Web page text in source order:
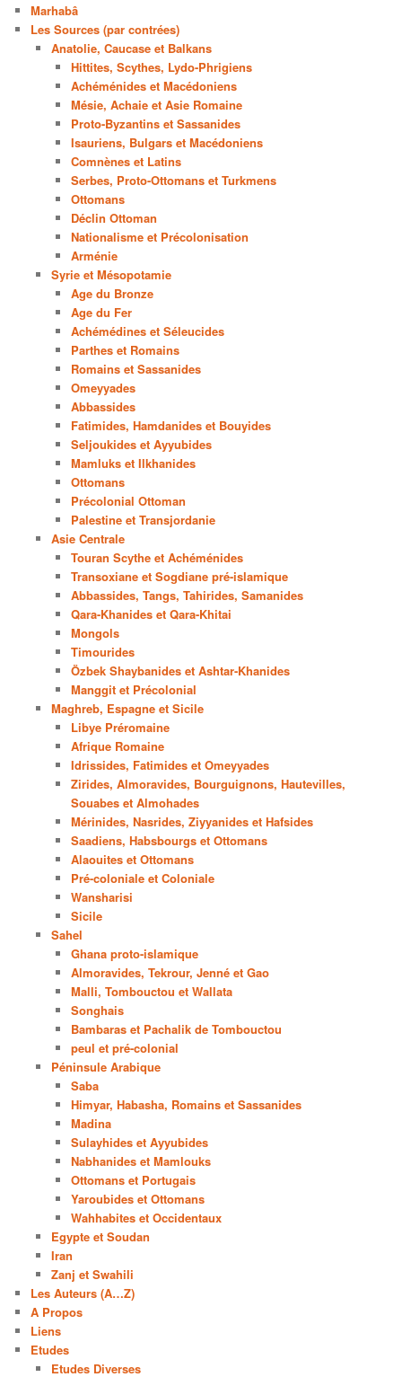
Marhabâ
Les Sources (par contrées)
Anatolie, Caucase et Balkans
Hittites, Scythes, Lydo-Phrigiens
Achéménides et Macédoniens
Mésie, Achaie et Asie Romaine
Proto-Byzantins et Sassanides
Isauriens, Bulgars et Macédoniens
Comnènes et Latins
Serbes, Proto-Ottomans et Turkmens
Ottomans
Déclin Ottoman
Nationalisme et Précolonisation
Arménie
Syrie et Mésopotamie
Age du Bronze
Age du Fer
Achémédines et Séleucides
Parthes et Romains
Romains et Sassanides
Omeyyades
Abbassides
Fatimides, Hamdanides et Bouyides
Seljoukides et Ayyubides
Mamluks et Ilkhanides
Ottomans
Précolonial Ottoman
Palestine et Transjordanie
Asie Centrale
Touran Scythe et Achéménides
Transoxiane et Sogdiane pré-islamique
Abbassides, Tangs, Tahirides, Samanides
Qara-Khanides et Qara-Khitai
Mongols
Timourides
Özbek Shaybanides et Ashtar-Khanides
Manggit et Précolonial
Maghreb, Espagne et Sicile
Libye Préromaine
Afrique Romaine
Idrissides, Fatimides et Omeyyades
Zirides, Almoravides, Bourguignons, Hautevilles,
Souabes et Almohades
Mérinides, Nasrides, Ziyyanides et Hafsides
Saadiens, Habsbourgs et Ottomans
Alaouites et Ottomans
Pré-coloniale et Coloniale
Wansharisi
Sicile
Sahel
Ghana proto-islamique
Almoravides, Tekrour, Jenné et Gao
Malli, Tombouctou et Wallata
Songhais
Bambaras et Pachalik de Tombouctou
peul et pré-colonial
Péninsule Arabique
Saba
Himyar, Habasha, Romains et Sassanides
Madina
Sulayhides et Ayyubides
Nabhanides et Mamlouks
Ottomans et Portugais
Yaroubides et Ottomans
Wahhabites et Occidentaux
Egypte et Soudan
Iran
Zanj et Swahili
Les Auteurs (A…Z)
A Propos
Liens
Etudes
Etudes Diverses